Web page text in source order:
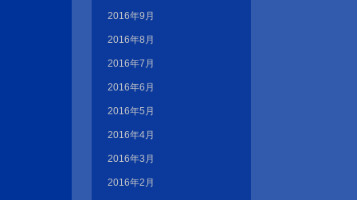
2016年9月
2016年8月
2016年7月
2016年6月
2016年5月
2016年4月
2016年3月
2016年2月